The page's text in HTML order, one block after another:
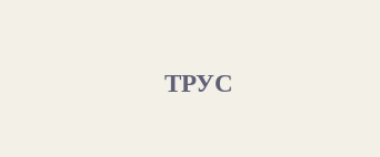
ТРУС